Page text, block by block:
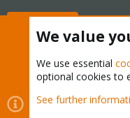
Cookies
Proxmox
We value
We use essential
optional cookies to
See further